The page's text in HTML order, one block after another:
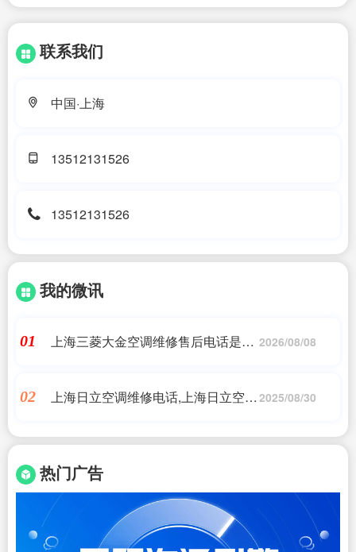
联系我们
中国·上海
13512131526
13512131526
我的微讯
01
上海三菱大金空调维修售后电话是多 2026/08/08
02
上海日立空调维修电话,上海日立空调 2025/08/30
热门广告